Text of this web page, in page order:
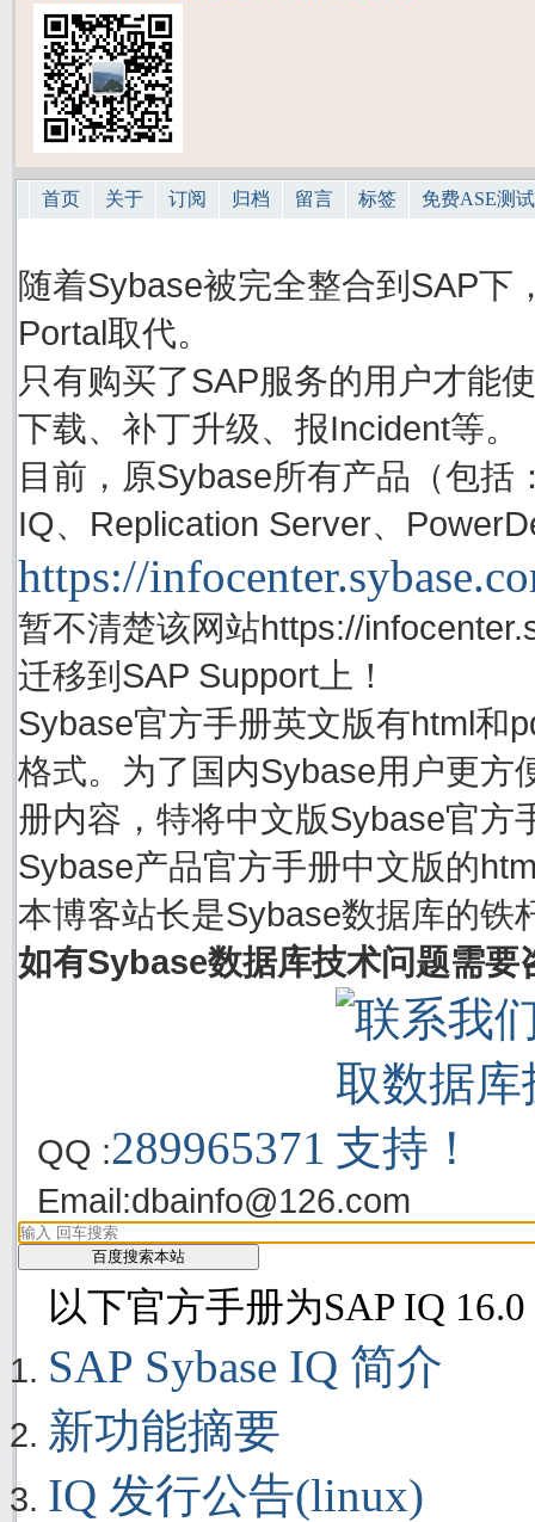
首页 关于 订阅 归档 留言 标签 免费ASE测
随着Sybase被完全整合到SAP下
Portal取代。
只有购买了SAP服务的用户才能
下载、补丁升级、报Incident等。
目前，原Sybase所有产品（包
IQ、Replication Server、
https://
暂不清楚该网站https://
迁移到SAP Support上！
Sybase官方手册英文版有html和
格式。为了国内Sybase用户更方
册内容，特将中文版Sybase官方
Sybase产品官方手册中文版的
本博客站长是Sybase数据库的铁
如有Sybase数据库技术问题需要
QQ :289965371
Email:dbainfo@126.com
以下官方手册为SAP IQ
SAP Sybase IQ 简介
新功能摘要
IQ 发行公告(linux)